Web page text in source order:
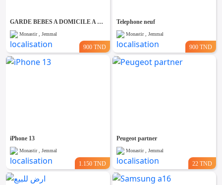
GARDE BEBES A DOMICILE A JEMMAL
Monastir , Jemmal
900 TND
Telephone neuf
Monastir , Jemmal
900 TND
iPhone 13
Monastir , Jemmal
1.150 TND
Peugeot partner
Monastir , Jemmal
22 TND